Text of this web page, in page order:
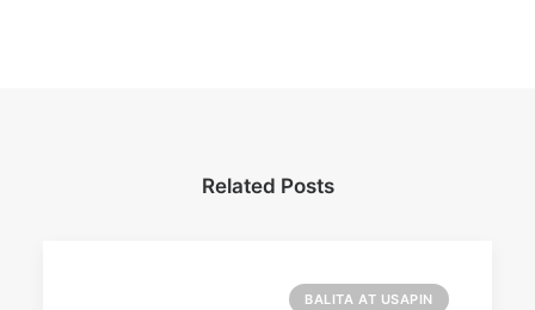
Related Posts
BALITA AT USAPIN